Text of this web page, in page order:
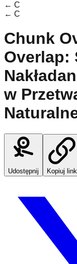
← C
← C
Chunk
Overlap:
w
Udostępnij Kopiuj link